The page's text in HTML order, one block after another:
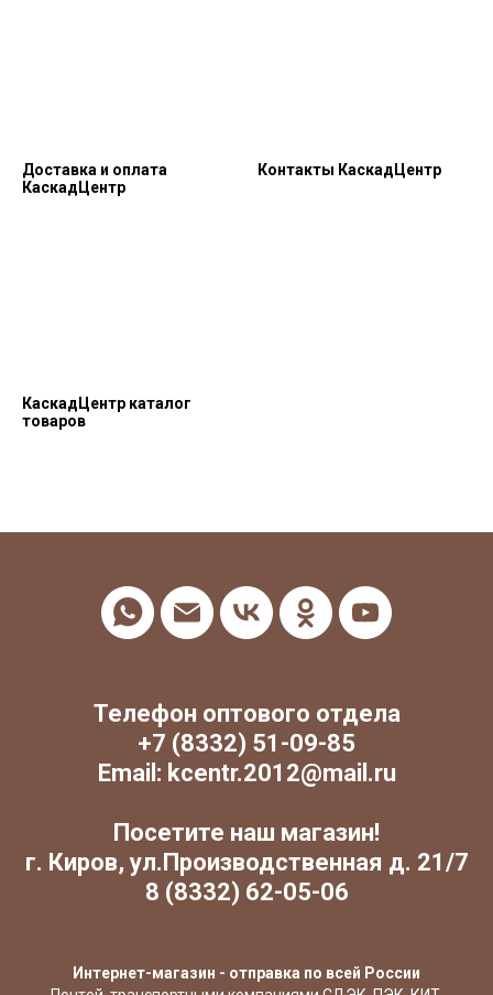
Доставка и оплата
КаскадЦентр
Контакты КаскадЦентр
КаскадЦентр каталог
товаров
Телефон оптового отдела
+7 (8332) 51-09-85
Email: kcentr.2012@mail.ru
Посетите наш магазин!
г. Киров, ул.Производственная д. 21/7
8 (8332) 62-05-06
Интернет-магазин - отправка по всей России